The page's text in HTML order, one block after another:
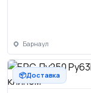
Барнаул
📦Доставка